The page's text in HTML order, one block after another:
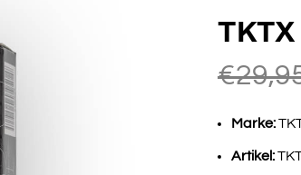
€
Marke:
Artikel: